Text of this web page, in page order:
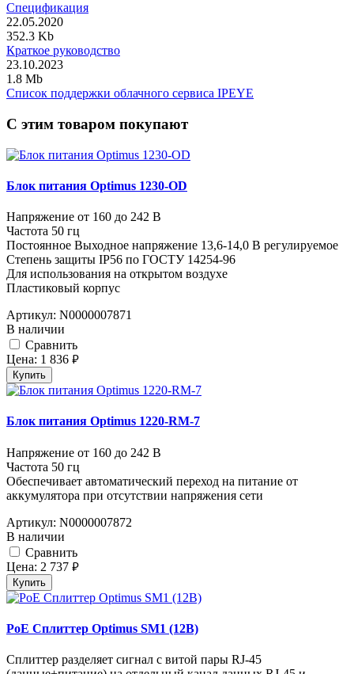
Спецификация
22.05.2020
352.3 Kb
Краткое руководство
23.10.2023
1.8 Mb
Список поддержки облачного сервиса IPEYE
C этим товаром покупают
Блок питания Optimus 1230-OD
Напряжение от 160 до 242 В
Частота 50 гц
Постоянное Выходное напряжение 13,6-14,0 В регулируемое
Степень защиты IP56 по ГОСТУ 14254-96
Для использования на открытом воздухе
Пластиковый корпус
Артикул: N0000007871
В наличии
Cравнить
Цена: 1 836 руб.
Купить
Блок питания Optimus 1220-RM-7
Напряжение от 160 до 242 В
Частота 50 гц
Обеспечивает автоматический переход на питание от
аккумулятора при отсутствии напряжения сети
Артикул: N0000007872
В наличии
Cравнить
Цена: 2 737 руб.
Купить
PoE Сплиттер Optimus SM1 (12B)
Сплиттер разделяет сигнал с витой пары RJ-45